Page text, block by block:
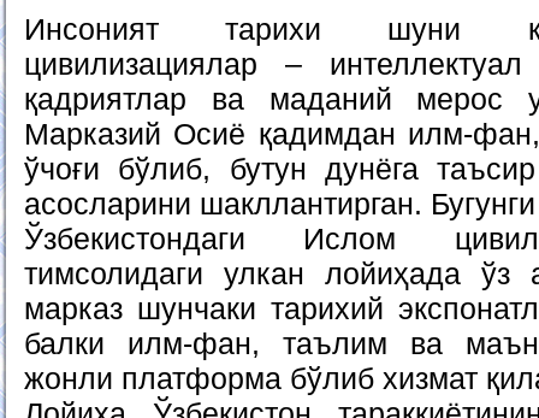
Инсоният тарихи шуни
цивилизациялар –
қадриятлар ва маданий мерос
Марказий Осиё қадимдан илм-
ўчоғи бўлиб, бутун дунёга
асосларини шакллантирган.
Ўзбекистондаги Ислом
тимсолидаги улкан лойиҳада ўз
марказ шунчаки тарихий
балки илм-фан, таълим ва
жонли платформа бўлиб хизмат